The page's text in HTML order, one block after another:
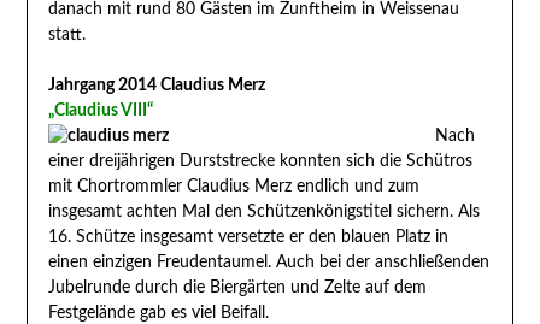
danach mit rund 80 Gästen im Zunftheim in Weissenau
statt.
Jahrgang 2014 Claudius Merz
„Claudius VIII“
Nach
einer dreijährigen Durststrecke konnten sich die Schütros
mit Chortrommler Claudius Merz endlich und zum
insgesamt achten Mal den Schützenkönigstitel sichern. Als
16. Schütze insgesamt versetzte er den blauen Platz in
einen einzigen Freudentaumel. Auch bei der anschließenden
Jubelrunde durch die Biergärten und Zelte auf dem
Festgelände gab es viel Beifall.